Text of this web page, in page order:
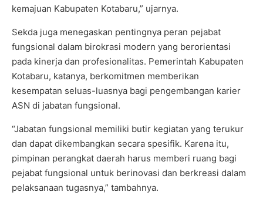
kemajuan Kabupaten Kotabaru,” ujarnya.
Sekda juga menegaskan pentingnya peran pejabat
fungsional dalam birokrasi modern yang berorientasi
pada kinerja dan profesionalitas. Pemerintah Kabupaten
Kotabaru, katanya, berkomitmen memberikan
kesempatan seluas-luasnya bagi pengembangan karier
ASN di jabatan fungsional.
“Jabatan fungsional memiliki butir kegiatan yang terukur
dan dapat dikembangkan secara spesifik. Karena itu,
pimpinan perangkat daerah harus memberi ruang bagi
pejabat fungsional untuk berinovasi dan berkreasi dalam
pelaksanaan tugasnya,” tambahnya.